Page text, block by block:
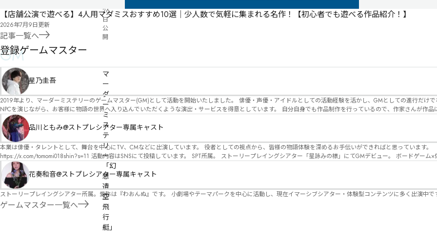
26
日
公
開
マ
ー
ダ
ー
ミ
ス
テ
リ
ー
「幻
想
遺
空
飛
行
艇」
【店舗公演で遊べる】4人用マダミスおすすめ10選｜少人数で気軽に集まれる名作！【初心者でも遊べる作品紹介！】
2026年7月9日更新
記事一覧へ
GM
登録ゲームマスター
星乃圭吾
2019年より、マーダーミステリーのゲームマスター(GM)として活動を開始いたしました。 俳優・声優・アイドルとしての活動経験を活かし、GMとしての進行だけでなく、作品内の
NPCを演じながら、お客様に物語の世界へ入り込んでいただくような演出・サービスを得意としています。 自分自身でも作品制作を行っているので、作家さんが作品に込めた想いや意
図を大切にしながら、その作品の魅力をお客様に届けられるような公演を心がけています。 参加してくださる皆様がどんなエンディングを迎えるのか、どんな物語が生まれるのかを想
像しながら、公演を進めていく時間が本当に大好きです！ 対応可能作品は、オフライン（対面）作品のみとなります。 得意分野をひとつ挙げるなら恋愛もの（恋愛要素を含むシナリ
オ）ですが、ファンタジー、デスゲーム、青春ものなど、ジャンルを問わず幅広く対応可能です！お任せください！ 《所属団体・店舗》 ★ Lanbelysma -ランビリズマ- (代表・制作・
GM) ★ ストーリープレイングシアター (GM) ★ フィネガンズ ウェイク (GM)
品川ともみ@ストプレシアター専属キャスト
本業は俳優・タレントとして、舞台を中心にTV、CMなどに出演しています。 役者としての視点から、皆様の物語体験を深めるお手伝いができればと思っています。
https://x.com/tomomi018shin?s=11 活動内容はSNSにて投稿しています。 SPT所属。 ストーリープレイングシアター「星詠みの標」にてGMデビュー。 ボードゲーム×体感型演劇 イマ
ーシブカフェ「コアクト」(不定期開催)出演中。
花奏和音@ストプレシアター専属キャスト
ストーリープレイングシアター所属。愛称は『わおんぬ』です。 小劇場やテーマパークを中心に活動し、現在イマーシブシアター・体験型コンテンツに多く出演中で
ゲームマスター一覧へ